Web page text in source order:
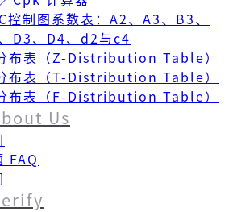
控制图系数表：A2、A3、B3、
D3、D4、d2与c4
布表（Z-Distribution Table）
布表（T-Distribution Table）
布表（F-Distribution Table）
Us
FAQ